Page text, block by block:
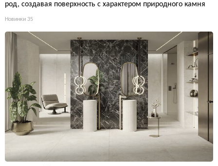
род, создавая поверхность с характером природного камня
Новинки 35